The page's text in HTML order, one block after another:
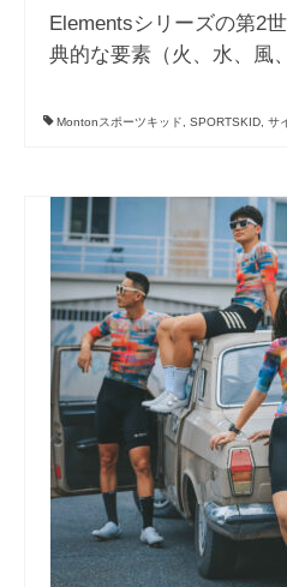
Elementsシリーズの第2
典的な要素（火、水、風
Montonスポーツキッド SPORTSKID サ